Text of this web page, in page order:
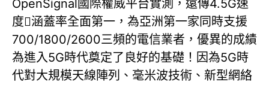
OpenSignal國際權威平台實測，遠傳4.5G速
度涵蓋率全面第一，為亞洲第一家同時支援
700/1800/2600三頻的電信業者，優異的成績
為進入5G時代奠定了良好的基礎！因為5G時
代對大規模天線陣列、毫米波技術、新型網絡